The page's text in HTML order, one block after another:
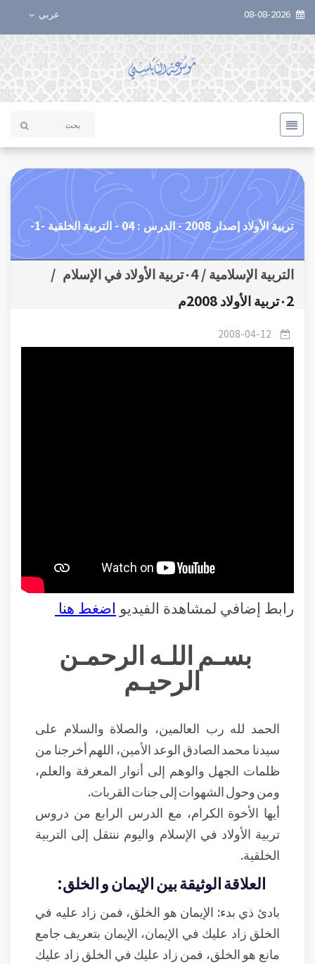
عربي
تربية الأولاد إصدار 2008 - الدرس : 04 - التربية الخلقية -1-
التربية الإسلامية / ٠4تربية الأولاد في الإسلام
/
٠2تربية الأولاد 2008م
2008-04-12
رابط إضافي لمشاهدة الفيديو اضغط هنا
بسـم اللـه الرحمـن
الرحيـم
الحمد لله رب العالمين، والصلاة والسلام على
سيدنا محمد الصادق الوعد الأمين، اللهم أخرجنا من
ظلمات الجهل والوهم إلى أنوار المعرفة والعلم،
ومن وحول الشهوات إلى جنات القربات.
أيها الأخوة الكرام، مع الدرس الرابع من دروس
تربية الأولاد في الإسلام واليوم ننتقل إلى التربية
الخلقية.
العلاقة الوثيقة بين الإيمان و الخلق:
بادئ ذي بدء: الإيمان هو الخلق، فمن زاد عليه في
الخلق زاد عليك في الإيمان، الإيمان بتعريف جامع
مانع هو الخلق، فمن زاد عليك في الخلق زاد عليك